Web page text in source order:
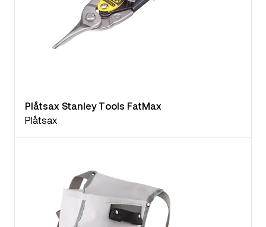
Plåtsax Stanley Tools FatMax
Plåtsax